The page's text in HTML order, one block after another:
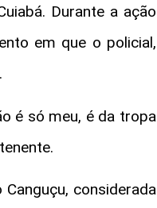
Durante a ação
em que o policial,
é só meu, é da tropa
considerada